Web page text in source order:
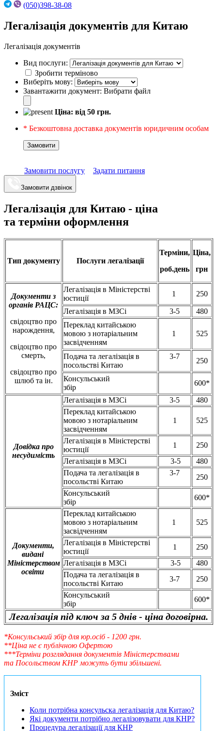
(050)398-38-08
Легалізація документів для Китаю
Легалізація документів
Вид послуги:
Зробити терміново
Виберіть мову:
Завантажити документ: Вибрати файл
Ціна: від 50 грн.
* Безкоштовна доставка документів юридичним особам
Замовити
Замовити послугу Задати питання
Замовити дзвінок
Легалізація для Китаю - ціна
та терміни оформлення
Тип документу Послуги легалізації
Терміни,
роб.день
Ціна,
грн
Документи з
органів РАЦС:
свідоцтво про
нарождення,
свідоцтво про
смерть,
свідоцтво про
шлюб та ін.
Легалізація в Міністерстві
юстиції
1 250
Легалізація в МЗСі 3-5
480
Переклад китайською
мовою з нотаріальним
засвідченням
1 525
Подача та легалізація в
посольстві Китаю
3-7
250
Консульський
збір
600*
Довідка про
несудимість
Легалізація в МЗСі 3-5
480
Переклад китайською
мовою з нотаріальним
засвідченням
1 525
Легалізація в Міністерстві
юстиції
1
250
Легалізація в МЗСі
3-5
480
Подача та легалізація в
посольстві Китаю
3-7
250
Консульський
збір
600*
Документи,
видані
Міністерством
освіти
Переклад китайською
мовою з нотаріальним
засвідченням
1 525
Легалізація в Міністерстві
юстиції
1
250
Легалізація в МЗСі
3-5
480
Подача та легалізація в
посольстві Китаю
3-7
250
Консульський
збір
600*
Легалізація під ключ за 5 днів - ціна договірна.
*Консульський збір для юр.осіб - 1200 грн.
**Ціна не є публічною Офертою
***Терміни розглядання документів Міністерствами
та Посольством КНР можуть бути збільшені.
Зміст
Коли потрібна консульска легалізація для Китаю?
Які документи потрібно легалізовувати для КНР?
Процедура легалізації для КНР